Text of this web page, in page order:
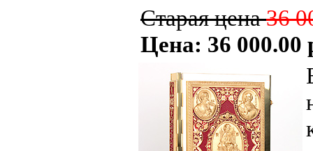
Старая цена36
Цена: 36 000.00